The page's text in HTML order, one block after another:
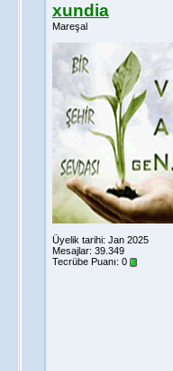
xundia
Mareşal
Üyelik tarihi: Jan 2025
Mesajlar: 39.349
Tecrübe Puanı: 0